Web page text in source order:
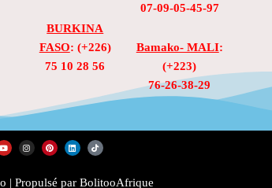
BURKINA
FASO: (+226)
75 10 28 56
07-09-05-45-97
Bamako- MALI:
(+223)
76-26-38-29
Y
o
u
b
I
n
s
g
P
i
n
r
L
i
n
d
T
i
k
k
| Propulsé par BolitooAfrique